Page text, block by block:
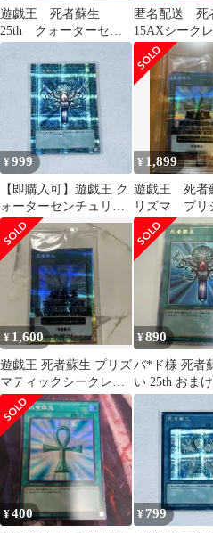
遊戯王 死者蘇生
25th クォーターセン
チュリーシークレット
匿名配送 死
15AXシーク
SE
¥999
【即購入可】遊戯王 ク
ォーターセンチュリー
アートコレクション 死
者蘇生
¥ 1,899
遊戯王 死
リズマ プリ
¥ 1,600
遊戯王 死者蘇生 プリズ
マティックシークレッ
トレア 未開封
¥890
バ*ド様 死者
い 25th おま
¥400 ¥ 799